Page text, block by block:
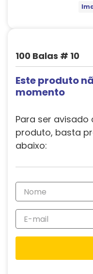
100 Balas # 10
Este produto
momento
Para ser
produto, basta
abaixo: